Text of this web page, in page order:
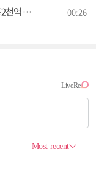
지급 00:26